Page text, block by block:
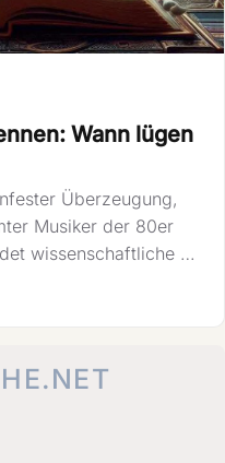
Wann lügen
Überzeugung,
Musiker der 80er
wissenschaftliche …